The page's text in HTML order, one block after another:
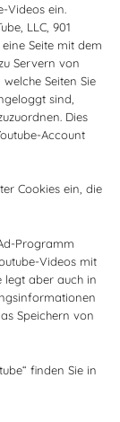
Videos ein.
LLC, 901
eine Seite mit dem
Servern von
Seiten Sie
sind,
Dies
Account
Cookies ein, die
Programm
Videos mit
legt aber auch in
Speichern von
finden Sie in